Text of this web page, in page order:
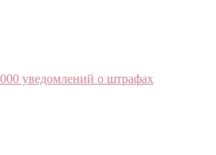
уведомлений о штрафах